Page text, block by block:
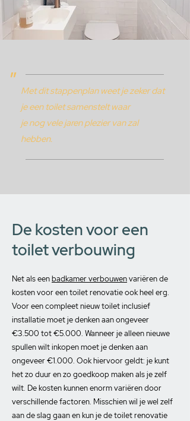
Met dit stappenplan weet je zeker dat
je een toilet samenstelt waar
je nog vele jaren plezier van zal
hebben.
"
De kosten voor een
toilet verbouwing
Net als eenbadkamer verbouwenvariëren de
kosten voor een toilet renovatie ook heel erg.
Voor een compleet nieuw toilet inclusief
installatie moet je denken aan ongeveer
€3.500 tot €5.000. Wanneer je alleen nieuwe
spullen wilt inkopen moet je denken aan
ongeveer €1.000. Ook hiervoor geldt: je kunt
het zo duur en zo goedkoop maken als je zelf
wilt. De kosten kunnen enorm variëren door
verschillende factoren. Misschien wil je wel zelf
aan de slag gaan en kun je de toilet renovatie